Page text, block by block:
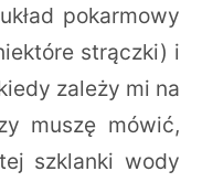
pokarmowy
strączki) i
zależy mi na
muszę mówić,
szklanki wody